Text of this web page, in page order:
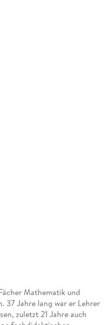
Mathematik und
37 Jahre lang war er Lehrer
zuletzt 21 Jahre auch